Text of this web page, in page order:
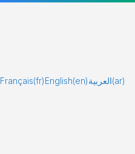
Français(fr)English(en)العربية(ar)